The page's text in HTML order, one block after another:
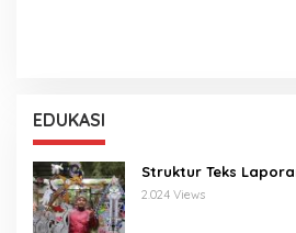
EDUKASI
Struktur Teks
2.024 Views